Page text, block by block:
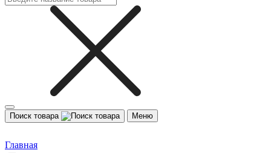
Поиск товара Меню
Главная